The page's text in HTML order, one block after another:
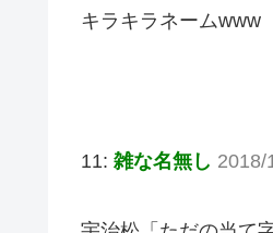
キラキラネームwww
11: 雑な名無し 2018/